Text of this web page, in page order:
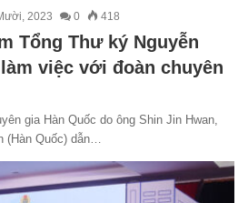
2023 0 418
Tổng Thư ký Nguyễn
việc với đoàn chuyên
gia Hàn Quốc do ông Shin Jin Hwan,
(Hàn Quốc) dẫn…